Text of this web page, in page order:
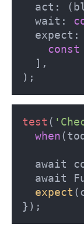
act:
  wait:
expect:
const
  ],
);
test (
when
await
await
expect
});